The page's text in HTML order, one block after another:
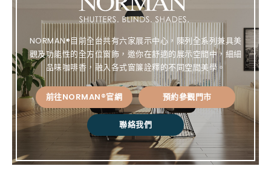
ok st k
NORMAN®目前全台共有六家展示中心，陳列全系列兼具美
觀及功能性的全方位窗飾，邀你在舒適的展示空間中，細細
品味咖啡香，融入各式窗簾詮釋的不同空間美學。
前往NORMAN®官網 預約參觀門市
聯絡我們